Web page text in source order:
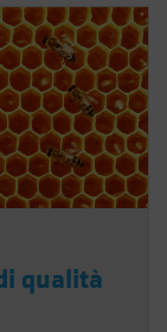
qualità